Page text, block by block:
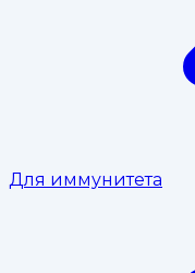
Для иммунитета